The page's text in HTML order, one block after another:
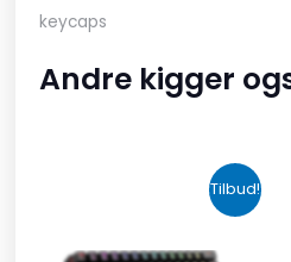
keycaps
Andre kigger
Tilbud!
oprindelige
pris
Den
aktuelle
pris